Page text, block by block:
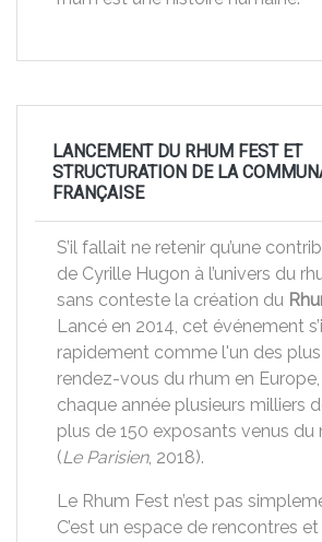
LANCEMENT DU RHUM FEST ET
STRUCTURATION DE LA
FRANÇAISE
S’il fallait ne retenir qu’une
de Cyrille Hugon à l’univers du
sans conteste la création du
Lancé en 2014, cet événement
rapidement comme l'un des
rendez-vous du rhum en
chaque année plusieurs milliers
plus de 150 exposants venus du
(Le Parisien, 2018).
Le Rhum Fest n’est pas
C’est un espace de rencontres et